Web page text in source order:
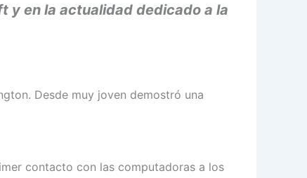
y en la actualidad dedicado a la
Desde muy joven demostró una
contacto con las computadoras a los